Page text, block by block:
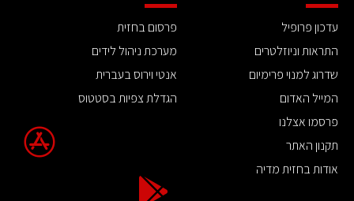
עדכון פרופיל
התראות וניוזלטרים
שדרוג למנוי פרימיום
המייל האדום
פרסמו אצלנו
תקנון האתר
אודות בחזית מדיה
פרסום בחזית
מערכת ניהול לידים
אנטי וירוס בעברית
הגדלת צפיות בסטטוס